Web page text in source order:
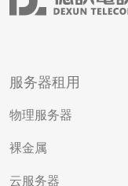
服务器租用
物理服务器
裸金属
云服务器